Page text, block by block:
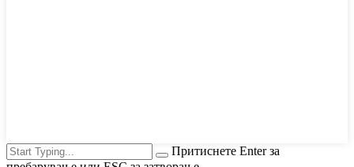
Притиснете Enter за